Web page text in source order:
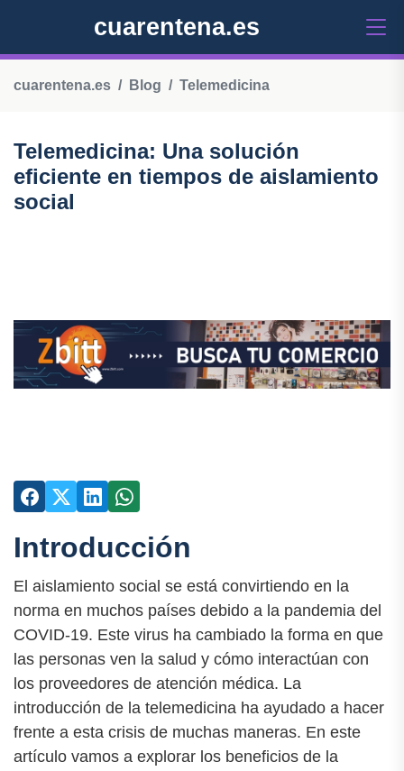
cuarentena.es
cuarentena.es Blog Telemedicina
Telemedicina: Una solución
eficiente en tiempos de aislamiento
social
Introducción
El aislamiento social se está convirtiendo en la
norma en muchos países debido a la pandemia del
COVID-19. Este virus ha cambiado la forma en que
las personas ven la salud y cómo interactúan con
los proveedores de atención médica. La
introducción de la telemedicina ha ayudado a hacer
frente a esta crisis de muchas maneras. En este
artículo vamos a explorar los beneficios de la